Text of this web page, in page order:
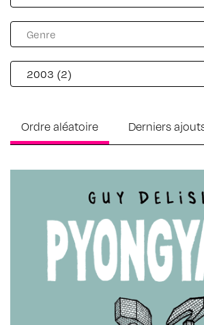
Catalogue genre
Sélectionnez le contenu
Sélectionnez le contenu
Catalogue année
Sélectionnez le contenu
2003 (2)
Sélectionnez le contenu
Ordre aléatoire Derniers